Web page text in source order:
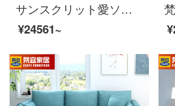
サンスクリット愛ソファ冬と夏の両方を使用して、実木ソファ全実木布芸ソファ現代簡単な中国式セットラテックスソファのリビングルームには、家の4人がいます。
¥24561~